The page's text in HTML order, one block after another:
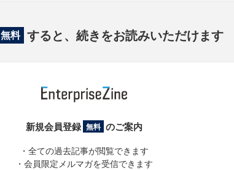
無料 すると、続きをお読みいただけます
新規会員登録 無料 のご案内
・全ての過去記事が閲覧できます
・会員限定メルマガを受信できます